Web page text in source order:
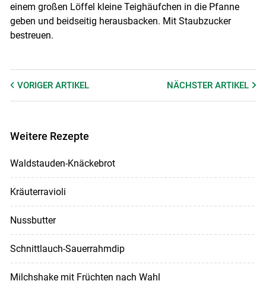
einem großen Löffel kleine Teighäufchen in die Pfanne
geben und beidseitig herausbacken. Mit Staubzucker
bestreuen.
VORIGER ARTIKEL NÄCHSTERARTIKEL
Weitere Rezepte
Waldstauden-Knäckebrot
Kräuterravioli
Nussbutter
Schnittlauch-Sauerrahmdip
Milchshake mit Früchten nach Wahl